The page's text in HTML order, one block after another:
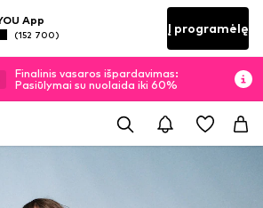
App
(152 700) Į programėlę
Finalinis vasaros išpardavimas:
Pasiūlymai su nuolaida iki 60%